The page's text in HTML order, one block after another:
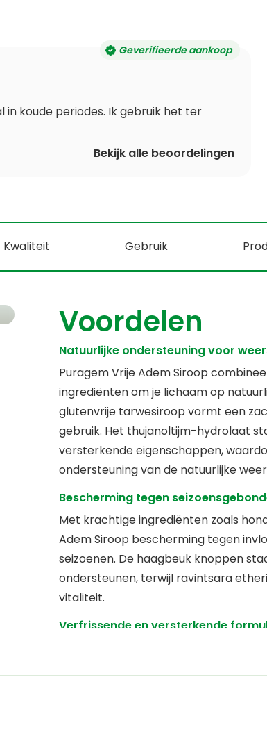
Geverifieerde aankoop
koude periodes. Ik gebruik het ter
Bekijk alle beoordelingen
Kwaliteit Gebruik
Voordelen
Natuurlijke ondersteuning voor
Puragem Vrije Adem Siroop
ingrediënten om je lichaam op
glutenvrije tarwesiroop vormt een
gebruik. Het thujanoltijm-hydrolaat
versterkende eigenschappen,
ondersteuning van de natuurlijke
Bescherming tegen
Met krachtige ingrediënten zoals
Adem Siroop bescherming tegen
seizoenen. De haagbeuk knoppen
ondersteunen, terwijl ravintsara
vitaliteit.
Verfrissende en versterkende